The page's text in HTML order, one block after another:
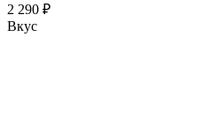
2 290 ₽
Вкус